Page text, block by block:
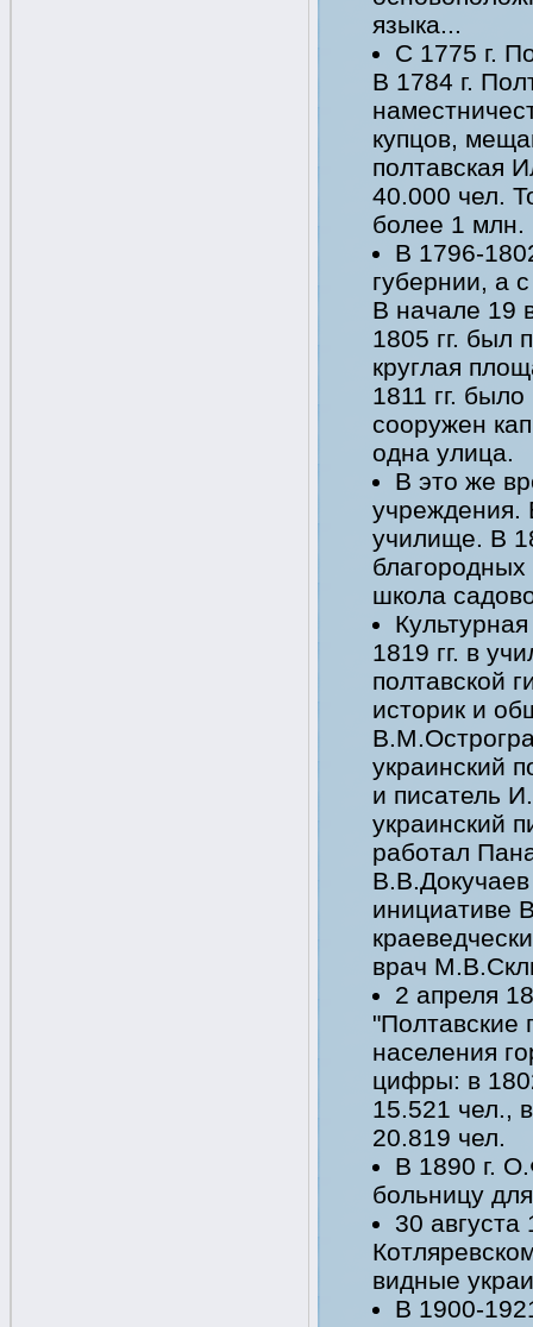
языка...
С 1775 г.
В 1784 г.
купцов,
полтавская
40.000 чел.
более 1 млн.
В 1796-
губернии, а
В начале 19
1805 гг. был
круглая
1811 гг.
сооружен
одна улица.
В это же
учреждения.
училище. В
школа
1819 гг. в
полтавской
историк и
украинский
и писатель
украинский
работал
инициативе
врач
2 апреля
"Полтавские
населения
цифры: в
15.521 чел.,
20.819 чел.
В 1890 г.
больницу
30
видные
В 1900-